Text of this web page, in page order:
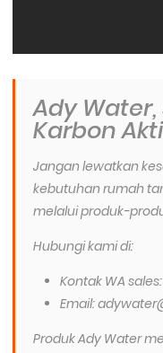
Ady
Karbon
Jangan lewatkan
kebutuhan rumah
melalui produk-
Hubungi kami di:
Kontak WA
Email:
Produk Ady Water